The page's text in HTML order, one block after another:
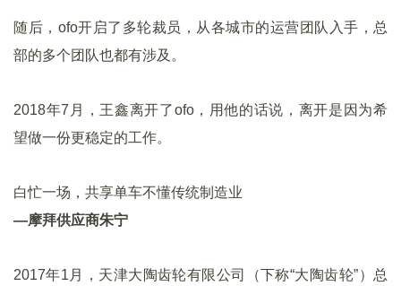
随后，ofo开启了多轮裁员，从各城市的运营团队入手，总
部的多个团队也都有涉及。
2018年7月，王鑫离开了ofo，用他的话说，离开是因为希
望做一份更稳定的工作。
白忙一场，共享单车不懂传统制造业
—摩拜供应商朱宁
2017年1月，天津大陶齿轮有限公司（下称“大陶齿轮”）总